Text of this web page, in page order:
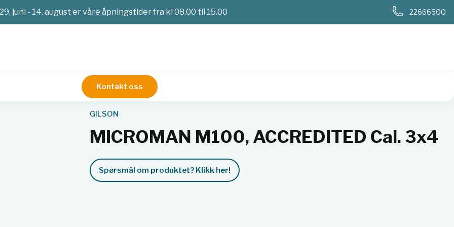
29. juni - 14. august er våre åpningstider fra kl 08.00 til 15.00 22666500
Kontakt oss
GILSON
MICROMAN M100, ACCREDITED Cal. 3x4
Spørsmål om produktet? Klikk her!